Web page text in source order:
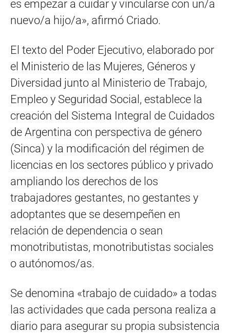
es empezar a cuidar y vincularse con un/a
nuevo/a hijo/a», afirmó Criado.
El texto del Poder Ejecutivo, elaborado por
el Ministerio de las Mujeres, Géneros y
Diversidad junto al Ministerio de Trabajo,
Empleo y Seguridad Social, establece la
creación del Sistema Integral de Cuidados
de Argentina con perspectiva de género
(Sinca) y la modificación del régimen de
licencias en los sectores público y privado
ampliando los derechos de los
trabajadores gestantes, no gestantes y
adoptantes que se desempeñen en
relación de dependencia o sean
monotributistas, monotributistas sociales
o autónomos/as.
Se denomina «trabajo de cuidado» a todas
las actividades que cada persona realiza a
diario para asegurar su propia subsistencia